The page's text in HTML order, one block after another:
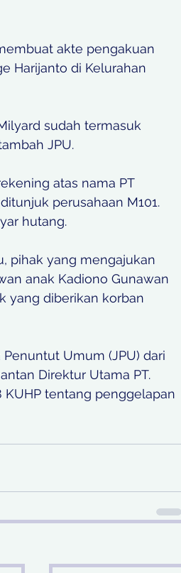
akte pengakuan
Harijanto di Kelurahan
sudah termasuk
JPU.
atas nama PT
perusahaan M101.
hutang.
pihak yang mengajukan
anak Kadiono Gunawan
yang diberikan korban
Umum (JPU) dari
Direktur Utama PT.
KUHP tentang penggelapan